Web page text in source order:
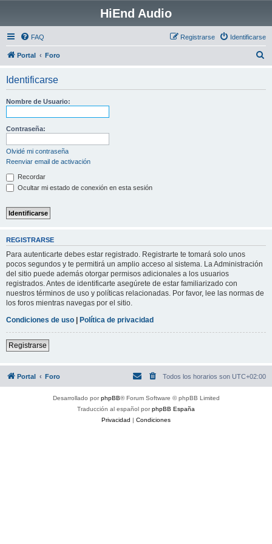
HiEnd Audio
FAQ Identificarse
Registrarse
Portal Foro
Identificarse
Nombre de Usuario:
Contraseña:
Olvidé mi contraseña
Reenviar email de activación
Recordar
Ocultar mi estado de conexión en esta sesión
REGISTRARSE
Para autenticarte debes estar registrado. Registrarte te tomará solo unos
pocos segundos y te permitirá un amplio acceso al sistema. La Administración
del sitio puede además otorgar permisos adicionales a los usuarios
registrados. Antes de identificarte asegúrete de estar familiarizado con
nuestros términos de uso y políticas relacionadas. Por favor, lee las normas de
los foros mientras navegas por el sitio.
Condiciones de uso | Política de privacidad
Registrarse
Portal Foro Todos los horarios son UTC+02:00
Desarrollado porphpBB® Forum Software © phpBB Limited
Traducción al español porphpBB España
Privacidad | Condiciones